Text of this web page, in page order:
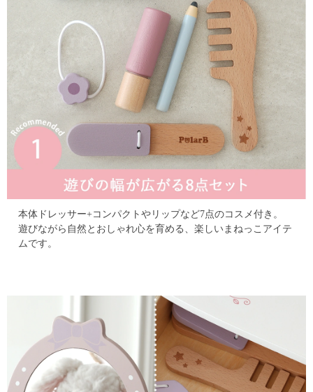
本体ドレッサー+コンパクトやリップなど7点のコスメ付き。
遊びながら自然とおしゃれ心を育める、楽しいまねっこアイテ
ムです。